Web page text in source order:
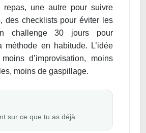
repas, une autre pour suivre
des checklists pour éviter les
challenge 30 jours pour
méthode en habitude. L’idée
d’improvisation, moins
moins de gaspillage.
sur ce que tu as déjà.